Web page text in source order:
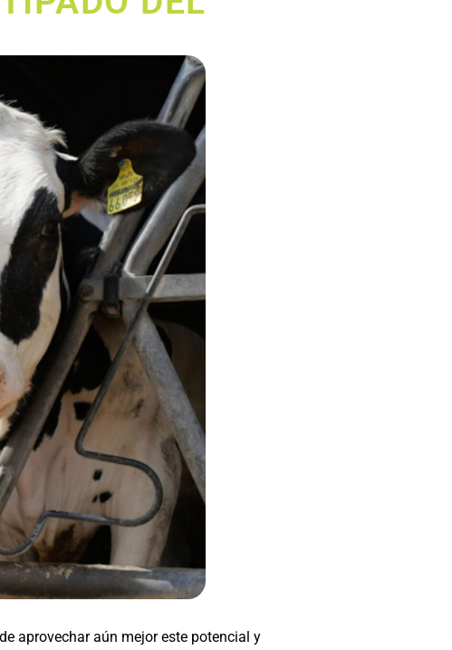
aprovechar aún mejor este potencial y